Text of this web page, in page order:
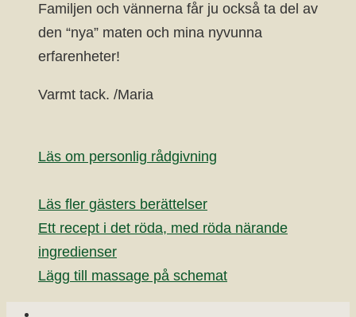
Familjen och vännerna får ju också ta del av
den “nya” maten och mina nyvunna
erfarenheter!
Varmt tack. /Maria
Läs om personlig rådgivning
Läs fler gästers berättelser
Ett recept i det röda, med röda närande
ingredienser
Lägg till massage på schemat